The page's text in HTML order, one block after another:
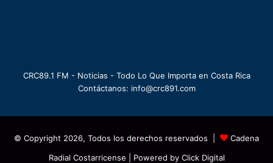
CRC89.1 FM - Noticias - Todo Lo Que Importa en Costa Rica
Contáctanos: info@crc891.com
© Copyright 2026, Todos los derechos reservados |
Cadena
Radial Costarricense | Powered by Click Digital